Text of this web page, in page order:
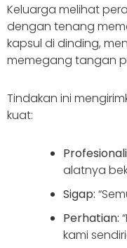
Keluarga melihat
dengan tenang
kapsul di dinding,
memegang tangan
Tindakan ini
kuat:
alatnya
Sigap:
Perhatian:
kami